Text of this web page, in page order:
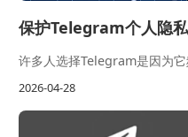
保护Telegram个人隐
许多人选择Telegram是因为
2026-04-28